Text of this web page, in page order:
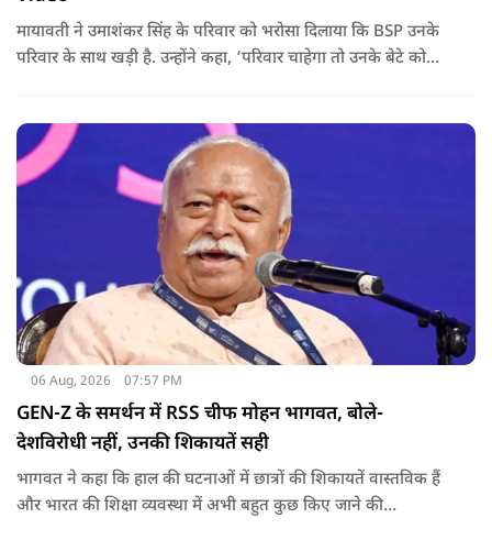
मायावती ने उमाशंकर सिंह के परिवार को भरोसा दिलाया कि BSP उनके
परिवार के साथ खड़ी है. उन्होंने कहा, ‘परिवार चाहेगा तो उनके बेटे को
06 Aug, 2026 07:57 PM
GEN-Z के समर्थन में RSS चीफ मोहन भागवत, बोले-
देशविरोधी नहीं, उनकी शिकायतें सही
भागवत ने कहा कि हाल की घटनाओं में छात्रों की शिकायतें वास्तविक हैं
और भारत की शिक्षा व्यवस्था में अभी बहुत कुछ किए जाने की